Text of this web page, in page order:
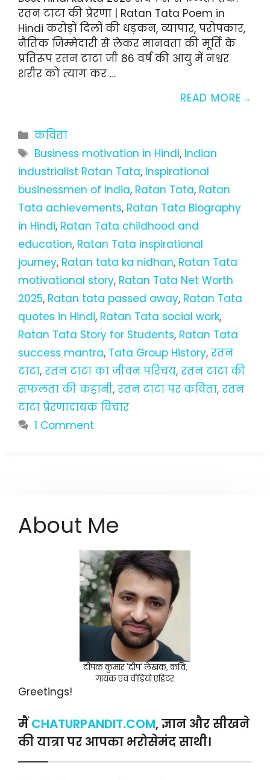
रतन टाटा की प्रेरणा | Ratan Tata Poem in
Hindi करोड़ों दिलों की धड़कन, व्यापार, परोपकार,
नैतिक जिम्मेदारी से लेकर मानवता की मूर्ति के
प्रतिरूप रतन टाटा जी 86 वर्ष की आयु में नश्वर
शरीर को त्याग कर …
READ MORE
Categories
कविता
Tags
Business motivation in Hindi, Indian
industrialist Ratan Tata, Inspirational
businessmen of India, Ratan Tata, Ratan
Tata achievements, Ratan Tata Biography
in Hindi, Ratan Tata childhood and
education, Ratan Tata inspirational
journey, Ratan tata ka nidhan, Ratan Tata
motivational story, Ratan Tata Net Worth
2025, Ratan tata passed away, Ratan Tata
quotes in Hindi, Ratan Tata social work,
Ratan Tata Story for Students, Ratan Tata
success mantra, Tata Group History, रतन
टाटा, रतन टाटा का जीवन परिचय, रतन टाटा की
सफलता की कहानी, रतन टाटा पर कविता, रतन
टाटा प्रेरणादायक विचार
1 Comment
About Me
दीपक कुमार 'दीप' लेखक, कवि,
गायक एवं वीडियो एडिटर
Greetings!
मैं CHATURPANDIT.COM, ज्ञान और सीखने
की यात्रा पर आपका भरोसेमंद साथी।